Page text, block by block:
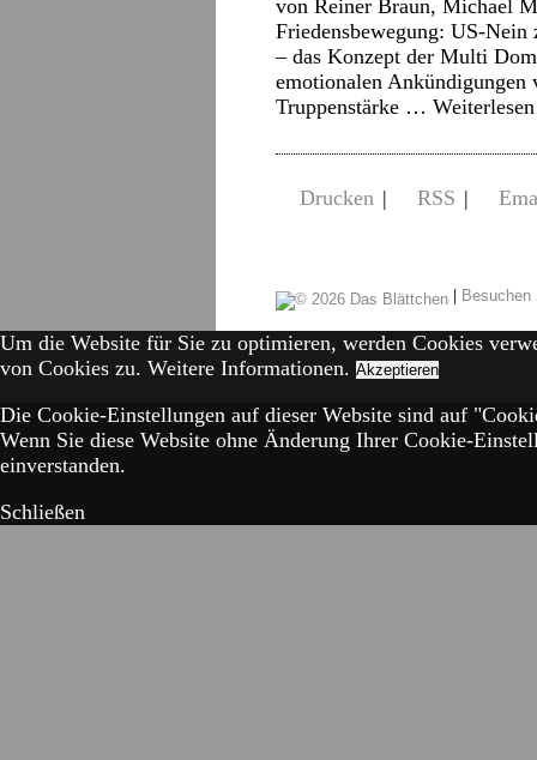
von Reiner Braun, Michael
Friedensbewegung: US-
– das Konzept der Multi
emotionalen
Truppenstärke …
Drucken | RSS |
|
Um die Website für Sie zu optimieren, werden Cookies
von Cookies zu. Weitere Informationen. Akzeptieren
Die Cookie-Einstellungen auf dieser Website sind auf
Wenn Sie diese Website ohne Änderung Ihrer Cookie-
einverstanden.
Schließen